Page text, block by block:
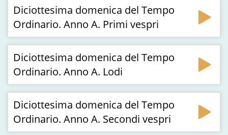
Diciottesima domenica del Tempo
Ordinario. Anno A. Primi vespri
Diciottesima domenica del Tempo
Ordinario. Anno A. Lodi
Diciottesima domenica del Tempo
Ordinario. Anno A. Secondi vespri